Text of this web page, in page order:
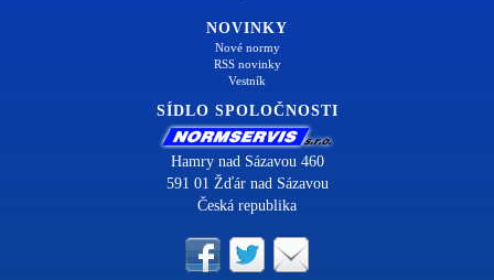
NOVINKY
Nové normy
RSS novinky
Vestník
SÍDLO SPOLOČNOSTI
Hamry nad Sázavou 460
591 01 Žďár nad Sázavou
Česká republika